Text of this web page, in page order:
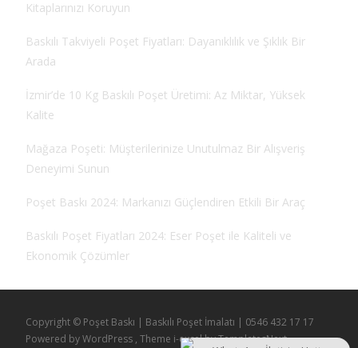
Kitaplarınızı Koruyun
Baskılı Takviyeli Poşet Fiyatları: Dayanıklılık ve Şıklık Bir
Arada
İzmir’de 10 Kg Baskılı Poşet Üretimi: Az Miktar, Yüksek
Kalite
Mağaza Poşeti: Müşterilerinize Unutulmaz Bir Alışveriş
Deneyimi Sunun
Poşet Baskı 2024: Markanızı Güçlendiren Etkili Bir Araç
Baskılı Poşet Fiyatları 2024: Eser Poşet ile Kaliteli ve
Ekonomik Çözümler
Copyright © Poşet Baskı | Baskılı Poşet İmalatı | 0546 432 17 17
Powered by WordPress , Theme i-excelby TemplatesNext.